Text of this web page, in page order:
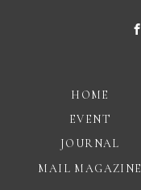
HOME
EVENT
JOURNAL
MAIL MAGAZINE